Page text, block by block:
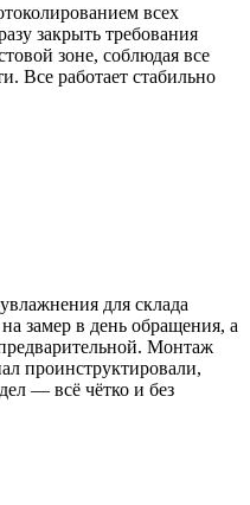
всех
закрыть требования
зоне, соблюдая все
Все работает стабильно
для склада
замер в день обращения, а
Монтаж
проинструктировали,
— всё чётко и без